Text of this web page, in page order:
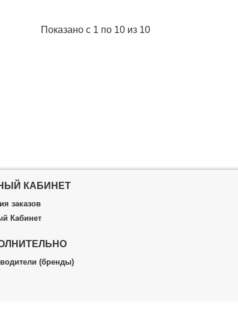
Показано с 1 по 10 из 10
КАБИНЕТ
заказов
Кабинет
(бренды)